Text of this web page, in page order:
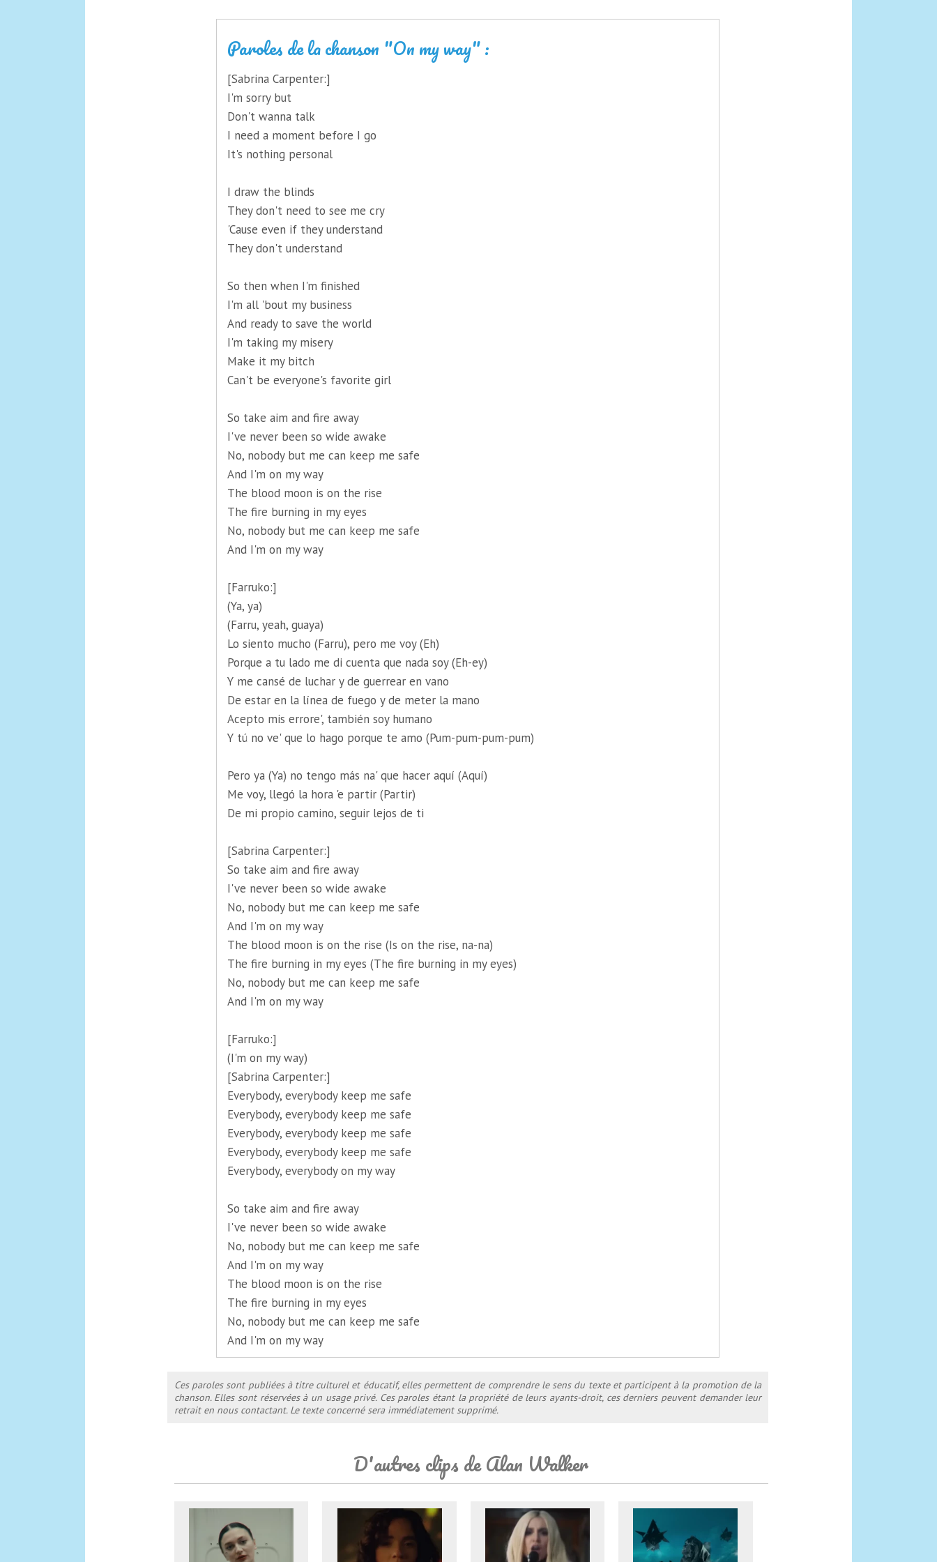
Paroles de la chanson "On my way" :
[Sabrina Carpenter:]
I'm sorry but
Don't wanna talk
I need a moment before I go
It's nothing personal
I draw the blinds
They don't need to see me cry
'Cause even if they understand
They don't understand
So then when I'm finished
I'm all 'bout my business
And ready to save the world
I'm taking my misery
Make it my bitch
Can't be everyone's favorite girl
So take aim and fire away
I've never been so wide awake
No, nobody but me can keep me safe
And I'm on my way
The blood moon is on the rise
The fire burning in my eyes
No, nobody but me can keep me safe
And I'm on my way
[Farruko:]
(Ya, ya)
(Farru, yeah, guaya)
Lo siento mucho (Farru), pero me voy (Eh)
Porque a tu lado me di cuenta que nada soy (Eh-ey)
Y me cansé de luchar y de guerrear en vano
De estar en la línea de fuego y de meter la mano
Acepto mis errore', también soy humano
Y tú no ve' que lo hago porque te amo (Pum-pum-pum-pum)
Pero ya (Ya) no tengo más na' que hacer aquí (Aquí)
Me voy, llegó la hora 'e partir (Partir)
De mi propio camino, seguir lejos de ti
[Sabrina Carpenter:]
So take aim and fire away
I've never been so wide awake
No, nobody but me can keep me safe
And I'm on my way
The blood moon is on the rise (Is on the rise, na-na)
The fire burning in my eyes (The fire burning in my eyes)
No, nobody but me can keep me safe
And I'm on my way
[Farruko:]
(I'm on my way)
[Sabrina Carpenter:]
Everybody, everybody keep me safe
Everybody, everybody keep me safe
Everybody, everybody keep me safe
Everybody, everybody keep me safe
Everybody, everybody on my way
So take aim and fire away
I've never been so wide awake
No, nobody but me can keep me safe
And I'm on my way
The blood moon is on the rise
The fire burning in my eyes
No, nobody but me can keep me safe
And I'm on my way
Ces paroles sont publiées à titre culturel et éducatif, elles permettent de comprendre le sens du texte et participent à la promotion de la
chanson. Elles sont réservées à un usage privé. Ces paroles étant la propriété de leurs ayants-droit, ces derniers peuvent demander leur
retrait en nous contactant. Le texte concerné sera immédiatement supprimé.
D'autres clips de Alan Walker